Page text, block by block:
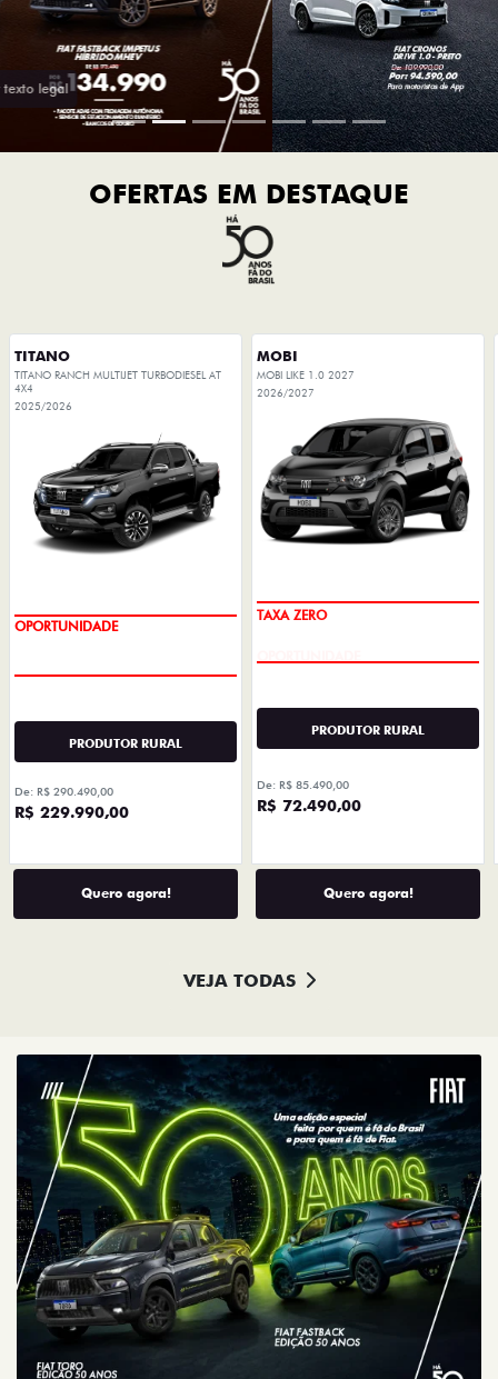
OFERTAS EM DESTAQUE
TITANO
TITANO RANCH MULTIJET TURBODIESEL AT
4X4
2025/2026
OPORTUNIDADE
PRODUTOR RURAL
De: R$ 290.490,00
R$ 229.990,00
Quero agora!
MOBI
MOBI LIKE 1.0 2027
2026/2027
TAXA ZERO
PRODUTOR RURAL
De: R$ 85.490,00
R$ 72.490,00
Quero agora!
VEJA TODAS